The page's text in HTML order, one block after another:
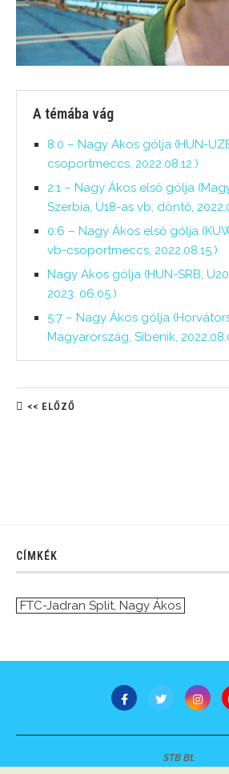
A témába vág
8:0 – Nagy Ákos gólja (HUN-
csoportmeccs, 2022.08.12.)
2:1 – Nagy Ákos első gólja
Szerbia, U18-as vb, döntő,
0:6 – Nagy Ákos első gólja
vb-csoportmeccs, 2022.08.15.)
Nagy Ákos gólja (HUN-SRB,
2023. 06.05.)
5:7 – Nagy Ákos gólja
Magyarország, Sibenik,
<< ELŐZŐ
CÍMKÉK
FTC-Jadran Split, Nagy Ákos
STB Bt.